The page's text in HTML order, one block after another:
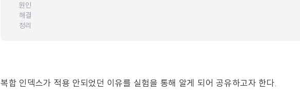
원인
해결
정리
복합 인덱스가 적용 안되었던 이유를 실험을 통해 알게 되어 공유하고자 한다.